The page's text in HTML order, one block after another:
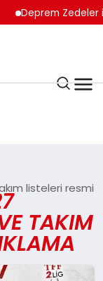
Deprem Zedeler
listeleri resmi
TAKIM